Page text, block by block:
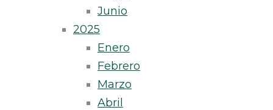
Junio
2025
Enero
Febrero
Marzo
Abril